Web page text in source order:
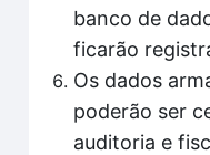
banco de
ficarão
Os dados
poderão ser
auditoria e